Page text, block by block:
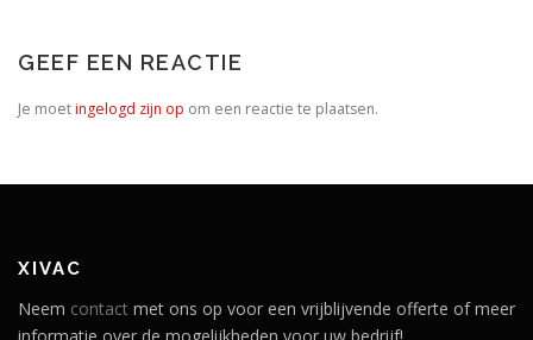
GEEF EEN REACTIE
Je moetingelogd zijn op om een reactie te plaatsen.
XIVAC
Neem contact met ons op voor een vrijblijvende offerte of meer
informatie over de mogelijkheden voor uw bedrijf!